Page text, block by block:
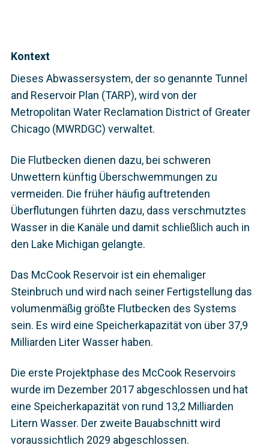
Kontext
Dieses Abwassersystem, der so genannte Tunnel
and Reservoir Plan (TARP), wird von der
Metropolitan Water Reclamation District of Greater
Chicago (MWRDGC) verwaltet.
Die Flutbecken dienen dazu, bei schweren
Unwettern künftig Überschwemmungen zu
vermeiden. Die früher häufig auftretenden
Überflutungen führten dazu, dass verschmutztes
Wasser in die Kanäle und damit schließlich auch in
den Lake Michigan gelangte.
Das McCook Reservoir ist ein ehemaliger
Steinbruch und wird nach seiner Fertigstellung das
volumenmäßig größte Flutbecken des Systems
sein. Es wird eine Speicherkapazität von über 37,9
Milliarden Liter Wasser haben.
Die erste Projektphase des McCook Reservoirs
wurde im Dezember 2017 abgeschlossen und hat
eine Speicherkapazität von rund 13,2 Milliarden
Litern Wasser. Der zweite Bauabschnitt wird
voraussichtlich 2029 abgeschlossen.